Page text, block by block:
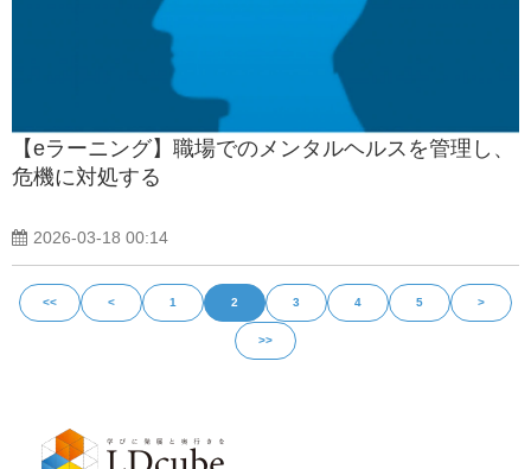
【eラーニング】職場でのメンタルヘルスを管理し、
危機に対処する
2026-03-18 00:14
<< < 1 2 3 4 5 >
>>